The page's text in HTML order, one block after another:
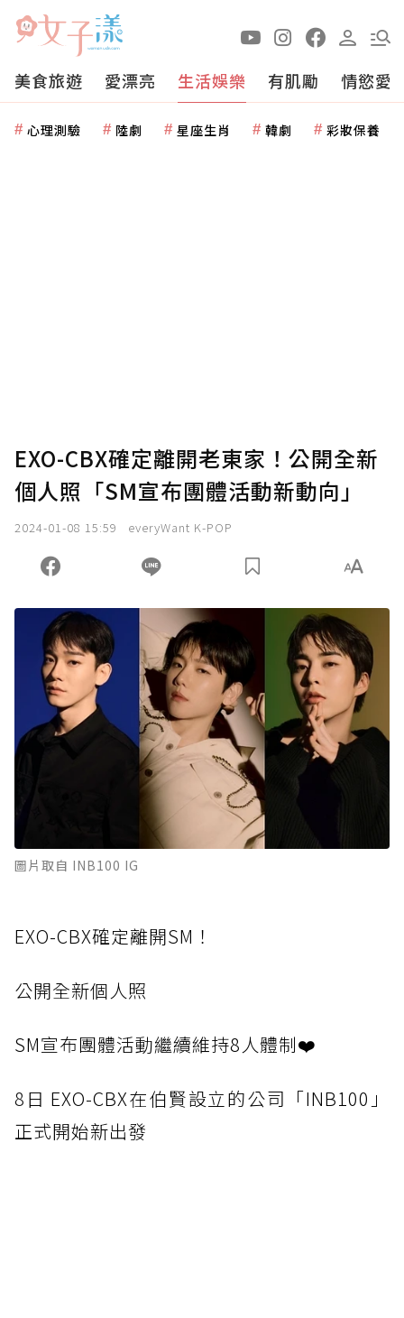
美食旅遊 愛漂亮 生活娛樂 有肌勵 情慾愛
心理測驗 陸劇 星座生肖 韓劇 彩妝保養
EXO-CBX確定離開老東家！公開全新
個人照「SM宣布團體活動新動向」
2024-01-08 15:59 everyWant K-POP
圖片取自 INB100 IG
EXO-CBX確定離開SM！
公開全新個人照
SM宣布團體活動繼續維持8人體制❤️
8 日 EXO-CBX在伯賢設立的公司「INB100」
正式開始新出發